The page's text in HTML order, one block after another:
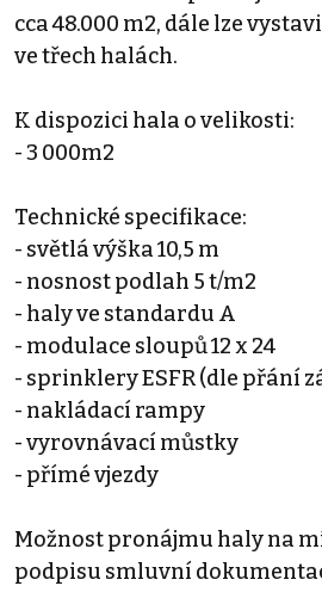
cca 48.000 m2, dále lze
ve třech halách.
K dispozici hala o velikosti:
- 3 000m2
Technické specifikace:
- světlá výška 10,5 m
- nosnost podlah 5 t/m2
- haly ve standardu A
- modulace sloupů 12 x 24
- sprinklery ESFR (dle přání
- nakládací rampy
- vyrovnávací můstky
- přímé vjezdy
Možnost pronájmu haly na
podpisu smluvní